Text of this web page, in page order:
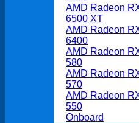
AMD Radeon
6500 XT
AMD Radeon
6400
AMD Radeon
580
AMD Radeon
570
AMD Radeon
550
Onboard